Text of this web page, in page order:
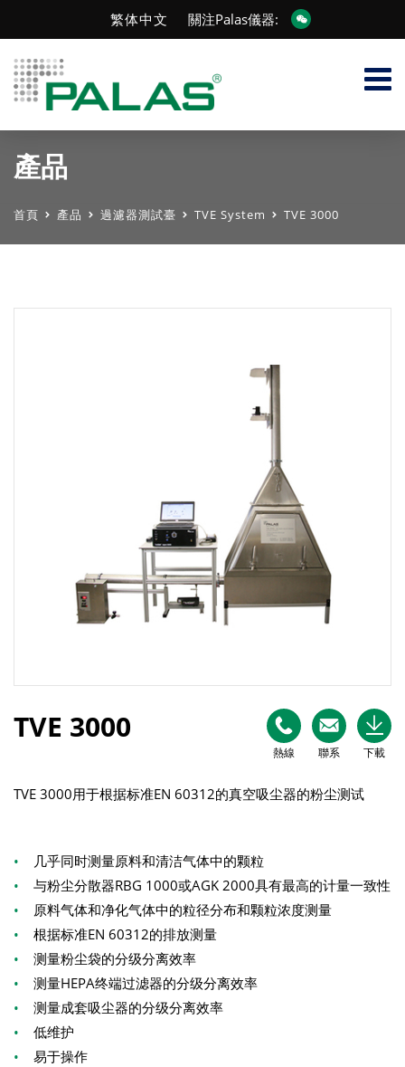
繁体中文 關注Palas儀器:
產品
首頁 產品 過濾器測試臺 TVE System TVE 3000
熱線 聯系 下載
TVE 3000
TVE 3000用于根据标准EN 60312的真空吸尘器的粉尘测试
• 几乎同时测量原料和清洁气体中的颗粒
• 与粉尘分散器RBG 1000或AGK 2000具有最高的计量一致性
• 原料气体和净化气体中的粒径分布和颗粒浓度测量
• 根据标准EN 60312的排放测量
• 测量粉尘袋的分级分离效率
• 测量HEPA终端过滤器的分级分离效率
• 测量成套吸尘器的分级分离效率
• 低维护
• 易于操作